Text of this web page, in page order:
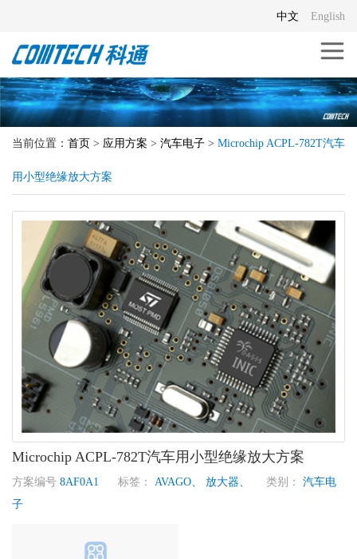
English
中文
当前位置： 首页 > 应用方案 > 汽车电子 > Microchip ACPL-782T汽车
用小型绝缘放大方案
Microchip ACPL-782T汽车用小型绝缘放大方案
方案编号 8AF0A1 标签： AVAGO、 放大器、 类别： 汽车电
子